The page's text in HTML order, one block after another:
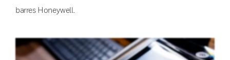
barres Honeywell.